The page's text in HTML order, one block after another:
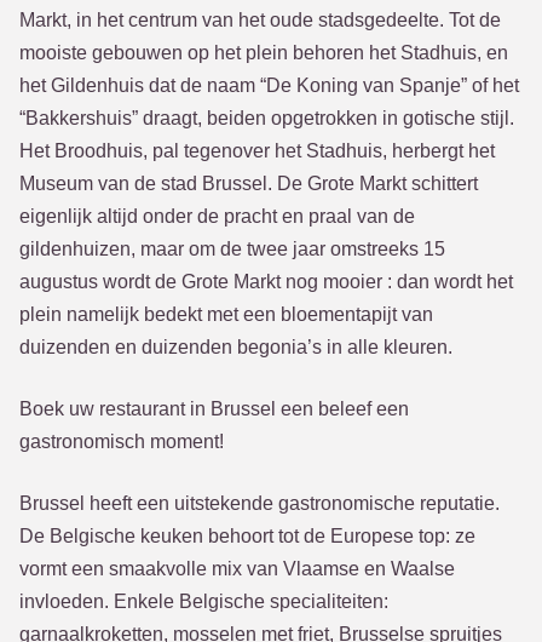
Markt, in het centrum van het oude stadsgedeelte. Tot de
mooiste gebouwen op het plein behoren het Stadhuis, en
het Gildenhuis dat de naam “De Koning van Spanje” of het
“Bakkershuis” draagt, beiden opgetrokken in gotische stijl.
Het Broodhuis, pal tegenover het Stadhuis, herbergt het
Museum van de stad Brussel. De Grote Markt schittert
eigenlijk altijd onder de pracht en praal van de
gildenhuizen, maar om de twee jaar omstreeks 15
augustus wordt de Grote Markt nog mooier : dan wordt het
plein namelijk bedekt met een bloementapijt van
duizenden en duizenden begonia’s in alle kleuren.
Boek uw restaurant in Brussel een beleef een
gastronomisch moment!
Brussel heeft een uitstekende gastronomische reputatie.
De Belgische keuken behoort tot de Europese top: ze
vormt een smaakvolle mix van Vlaamse en Waalse
invloeden. Enkele Belgische specialiteiten:
garnaalkroketten, mosselen met friet, Brusselse spruitjes